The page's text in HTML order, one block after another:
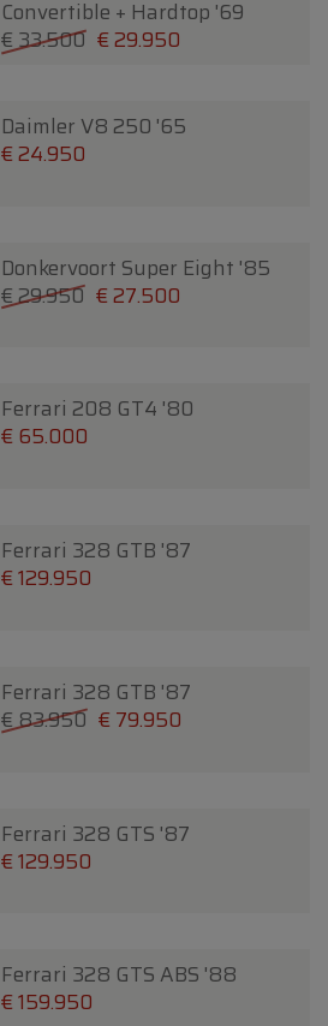
Convertible + Hardtop '69
€ 33.500 € 29.950
Daimler V8 250 '65
€ 24.950
Donkervoort Super Eight '85
€ 29.950 € 27.500
Ferrari 208 GT4 '80
€ 65.000
Ferrari 328 GTB '87
€ 129.950
Ferrari 328 GTB '87
€ 83.950 € 79.950
Ferrari 328 GTS '87
€ 129.950
Ferrari 328 GTS ABS '88
€ 159.950